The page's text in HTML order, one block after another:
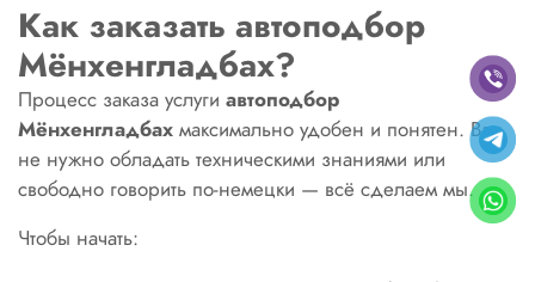
Как заказать автоподбор
Мёнхенгладбах?
Процесс заказа услуги автоподбор
Мёнхенгладбах максимально удобен и понятен. Вам
не нужно обладать техническими знаниями или
свободно говорить по-немецки — всё сделаем мы.
Чтобы начать: